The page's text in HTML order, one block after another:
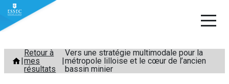
Aller
contenu
Retour à
mes
résultats
Vers une stratégie multimodale pour la
métropole lilloise et le cœur de l’ancien
bassin minier